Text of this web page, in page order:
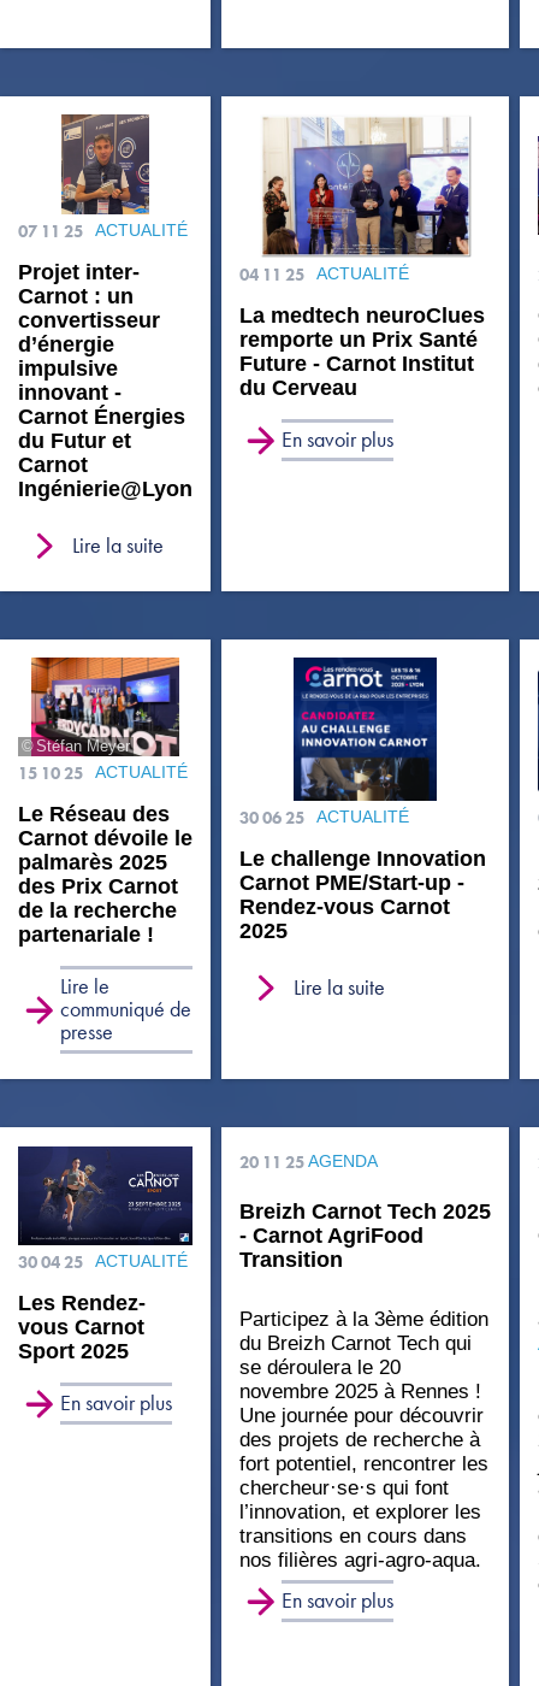
07 11 25 ACTUALITÉ
Projet inter-
Carnot : un
convertisseur
d’énergie
impulsive
innovant -
Carnot Énergies
du Futur et
Carnot
Ingénierie@Lyon
Lire la suite
04 11 25 ACTUALITÉ
La medtech neuroClues
remporte un Prix Santé
Future - Carnot Institut
du Cerveau
En savoir plus
Stéfan Meyer
15 10 25 ACTUALITÉ
Le Réseau des
Carnot dévoile le
palmarès 2025
des Prix Carnot
de la recherche
partenariale !
Lire le
communiqué de
presse
30 06 25 ACTUALITÉ
Le challenge Innovation
Carnot PME/Start-up -
Rendez-vous Carnot
2025
Lire la suite
30 04 25 ACTUALITÉ
Les Rendez-
vous Carnot
Sport 2025
En savoir plus
20 11 25AGENDA
Breizh Carnot Tech 2025
- Carnot AgriFood
Transition
Participez à la 3ème édition
du Breizh Carnot Tech qui
se déroulera le 20
novembre 2025 à Rennes !
Une journée pour découvrir
des projets de recherche à
fort potentiel, rencontrer les
chercheur·se·s qui font
l’innovation, et explorer les
transitions en cours dans
nos filières agri-agro-aqua.
En savoir plus